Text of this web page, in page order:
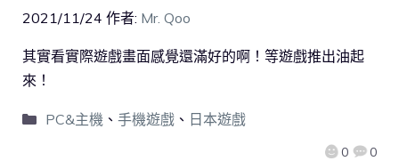
2021/11/24 作者: Mr. Qoo
0 0
其實看實際遊戲畫面感覺還滿好的啊！等遊戲推出油起
來！
PC&主機 、 手機遊戲、 日本遊戲